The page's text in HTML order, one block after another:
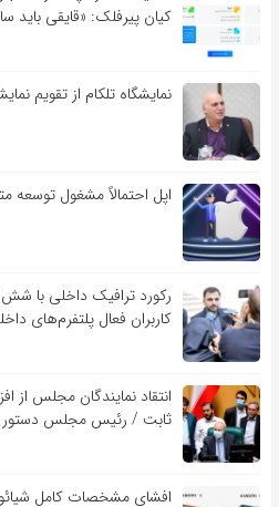
کیان پیرفلک: «قایقی باید
نمایشگاه تلکام از تقویم
اپل احتمالاً مشغول
رکورد ترافیک داخلی با
کاربران فعال پلتفرم‌های
انتقاد نمایندگان مجلس از
ثابت / رئیس مجلس دستور